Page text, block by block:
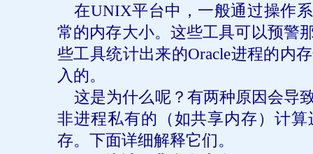
在UNIX平台中，一般通过操作
常的内存大小。这些工具可以预警
些工具统计出来的Oracle进程的内
入的。
这是为什么呢？有两种原因会导
非进程私有的（如共享内存）计
存。下面详细解释它们。